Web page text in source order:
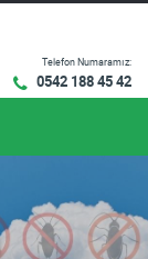
Telefon Numaramız:
0542 188 45 42